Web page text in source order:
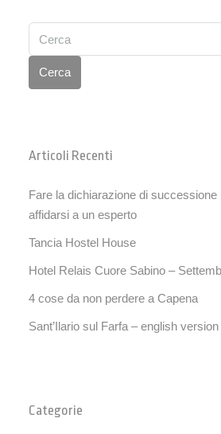
Cerca
Articoli Recenti
Fare la dichiarazione di successione
affidarsi a un esperto
Tancia Hostel House
Hotel Relais Cuore Sabino –
4 cose da non perdere a Capena
Sant’Ilario sul Farfa – english version
Categorie